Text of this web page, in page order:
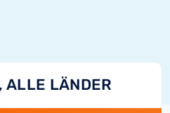
ALLE LÄNDER